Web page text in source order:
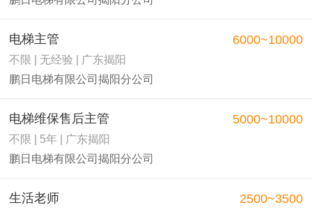
电梯主管
不限 | 无经验 | 广东揭阳
鹏日电梯有限公司揭阳分公司
6000~10000
电梯维保售后主管
不限 | 5年 | 广东揭阳
鹏日电梯有限公司揭阳分公司
5000~10000
生活老师 2500~3500